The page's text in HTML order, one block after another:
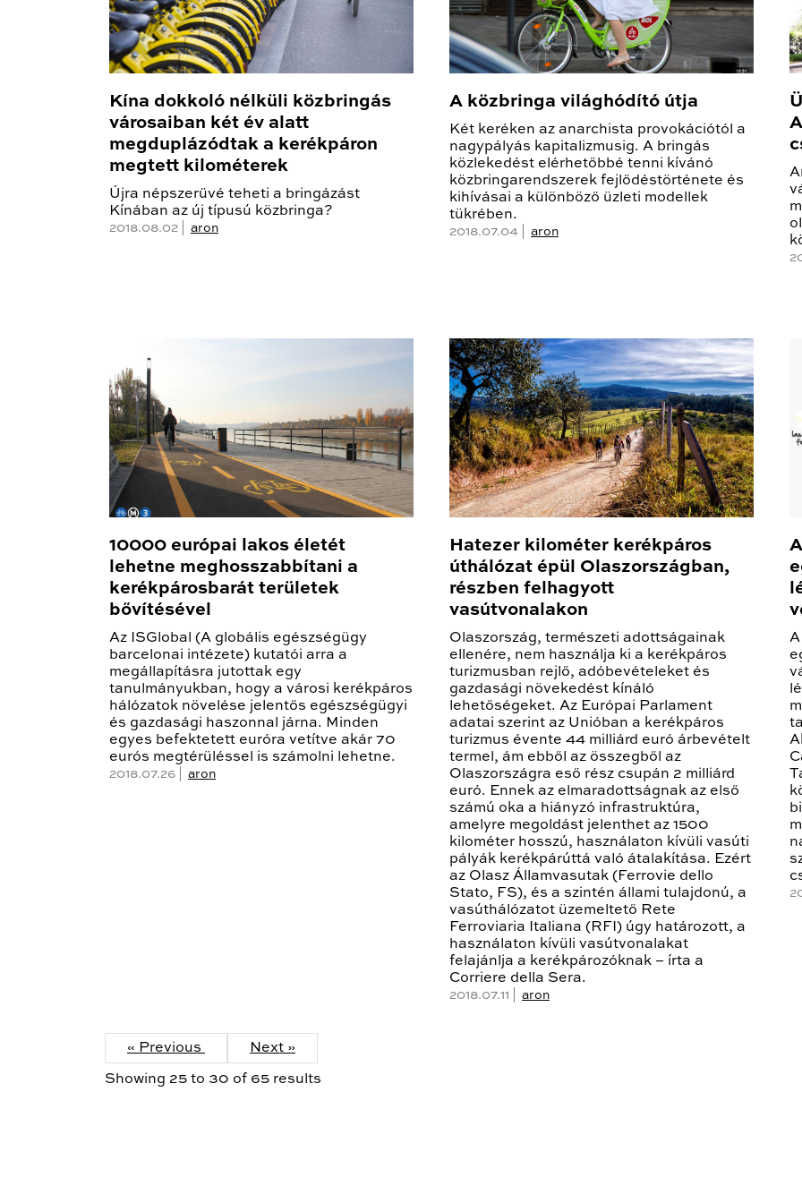
Kína dokkoló nélküli közbringás
városaiban két év alatt
megduplázódtak a kerékpáron
megtett kilométerek
Újra népszerűvé teheti a bringázást
Kínában az új típusú közbringa?
2018.08.02 | aron
A közbringa világhódító útja
Két keréken az anarchista provokációtól a
nagypályás kapitalizmusig. A bringás
közlekedést elérhetőbbé tenni kívánó
közbringarendszerek fejlődéstörténete és
kihívásai a különböző üzleti modellek
tükrében.
2018.07.04 | aron
10000 európai lakos életét
lehetne meghosszabbítani a
kerékpárosbarát területek
bővítésével
Az ISGlobal (A globális egészségügy
barcelonai intézete) kutatói arra a
megállapításra jutottak egy
tanulmányukban, hogy a városi kerékpáros
hálózatok növelése jelentős egészségügyi
és gazdasági haszonnal járna. Minden
egyes befektetett euróra vetítve akár 70
eurós megtérüléssel is számolni lehetne.
2018.07.26 | aron
Hatezer kilométer kerékpáros
úthálózat épül Olaszországban,
részben felhagyott
vasútvonalakon
Olaszország, természeti adottságainak
ellenére, nem használja ki a kerékpáros
turizmusban rejlő, adóbevételeket és
gazdasági növekedést kínáló
lehetőségeket. Az Európai Parlament
adatai szerint az Unióban a kerékpáros
turizmus évente 44 milliárd euró árbevételt
termel, ám ebből az összegből az
Olaszországra eső rész csupán 2 milliárd
euró. Ennek az elmaradottságnak az első
számú oka a hiányzó infrastruktúra,
amelyre megoldást jelenthet az 1500
kilométer hosszú, használaton kívüli vasúti
pályák kerékpárúttá való átalakítása. Ezért
az Olasz Államvasutak (Ferrovie dello
Stato, FS), és a szintén állami tulajdonú, a
vasúthálózatot üzemeltető Rete
Ferroviaria Italiana (RFI) úgy határozott, a
használaton kívüli vasútvonalakat
felajánlja a kerékpározóknak – írta a
Corriere della Sera.
2018.07.11 | aron
« Previous Next »
Showing 25 to 30 of 65 results